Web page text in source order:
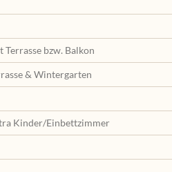
bzw. Balkon
& Wintergarten
Kinder/Einbettzimmer